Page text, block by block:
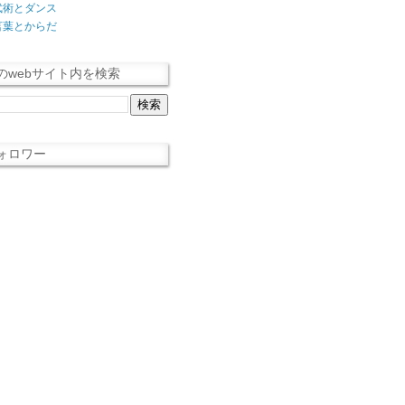
術とダンス
葉とからだ
webサイト内を検索
ロワー